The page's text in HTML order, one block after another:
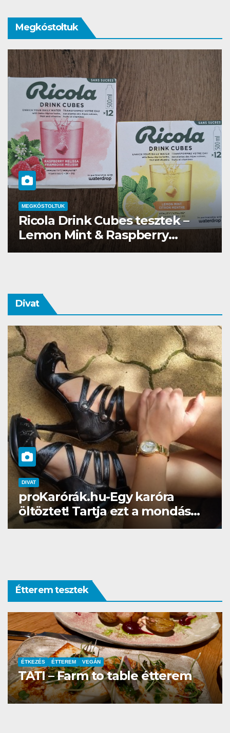
Megkóstoltuk
MEGKÓSTOLTUK
Waterdrop üdítő kapszula teszt
Divat
DIVAT SZÉPSÉG
Gél lakk otthon? Naná, a
Brillbirddel simán!
Étterem tesztek
ÉTTEREM
La Villa Étterem és Pizzéria